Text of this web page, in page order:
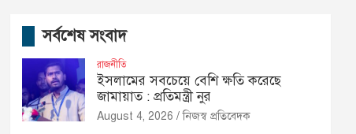
সর্বশেষ সংবাদ
রাজনীতি
ইসলামের সবচেয়ে বেশি ক্ষতি করেছে
জামায়াত : প্রতিমন্ত্রী নুর
August 4, 2026 নিজস্ব প্রতিবেদক